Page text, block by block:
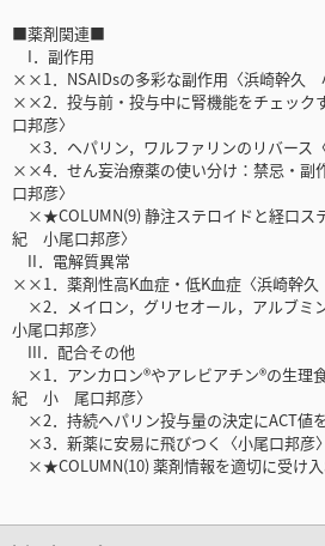
■薬剤関連■
I．副作用
××1．NSAIDsの多彩な副作用〈浜崎幹久
××2．投与前・投与中に腎機能をチェック
口邦彦〉
×3．ヘパリン，ワルファリンのリバース
××4．せん妄治療薬の使い分け：禁忌・
口邦彦〉
×★COLUMN(9) 静注ステロイドと経口ス
紀 小尾口邦彦〉
II．電解質異常
××1．薬剤性高K血症・低K血症〈浜崎幹久
×2．メイロン，グリセオール，アルブミ
小尾口邦彦〉
III．配合その他
×1．アンカロン®やアレビアチン®の生理
紀 小 尾口邦彦〉
×2．持続ヘパリン投与量の決定にACT値
×3．新薬に安易に飛びつく〈小尾口邦彦〉
×★COLUMN(10) 薬剤情報を適切に受け入